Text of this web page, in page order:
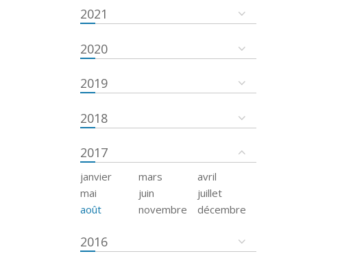
2021
2020
2019
2018
2017
janvier mars
avril
mai
juin
juillet
août
novembre décembre
2016